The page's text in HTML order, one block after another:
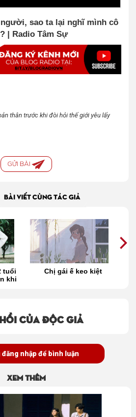
sao ta lại nghĩ mình cô
| Radio Tâm Sự
thân trước khi đòi hỏi thế giới yêu lấy
GỬI BÀI
BÀI VIẾT CÙNG TÁC GIẢ
tuổi
khi
Chị gái ế keo kiệt
của độc giả
nhập để bình luận
Xem thêm